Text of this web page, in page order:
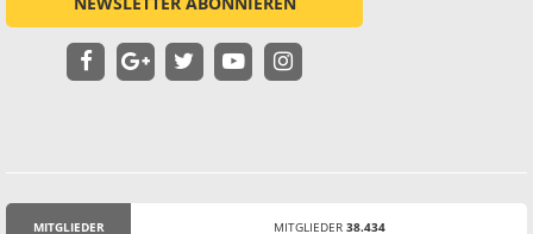
MITGLIEDER MITGLIEDER 38.434